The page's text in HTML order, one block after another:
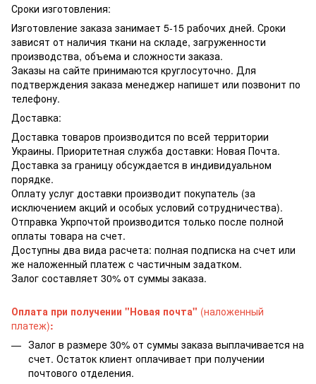
Сроки изготовления:
Изготовление заказа занимает 5-15 рабочих дней. Сроки
зависят от наличия ткани на складе, загруженности
производства, объема и сложности заказа.
Заказы на сайте принимаются круглосуточно. Для
подтверждения заказа менеджер напишет или позвонит по
телефону.
Доставка:
Доставка товаров производится по всей территории
Украины. Приоритетная служба доставки: Новая Почта.
Доставка за границу обсуждается в индивидуальном
порядке.
Оплату услуг доставки производит покупатель (за
исключением акций и особых условий сотрудничества).
Отправка Укрпочтой производится только после полной
оплаты товара на счет.
Доступны два вида расчета: полная подписка на счет или
же наложенный платеж с частичным задатком.
Залог составляет 30% от суммы заказа.
Оплата при получении "Новая почта" (наложенный
платеж):
Залог в размере 30% от суммы заказа выплачивается на
счет. Остаток клиент оплачивает при получении
почтового отделения.